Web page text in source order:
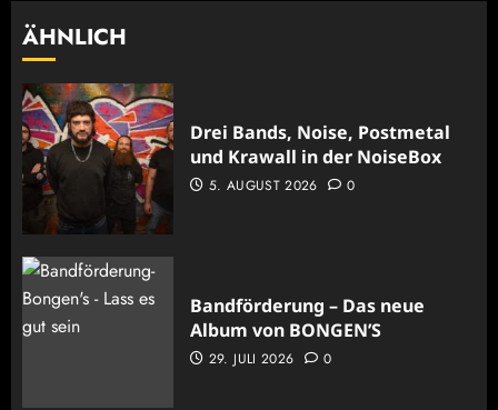
ÄHNLICH
Drei Bands, Noise, Postmetal
und Krawall in der NoiseBox
5. AUGUST 2026 0
Bandförderung – Das neue
Album von BONGEN’S
29. JULI 2026 0